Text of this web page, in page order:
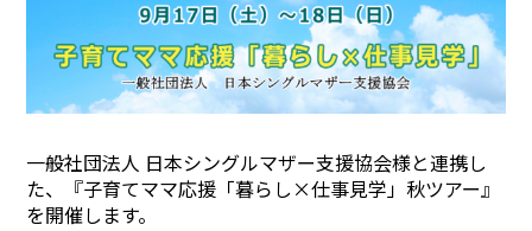
一般社団法人 日本シングルマザー支援協会様と連携し
た、『子育てママ応援「暮らし×仕事見学」秋ツアー』
を開催します。